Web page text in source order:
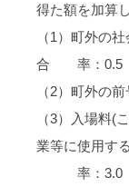
得た額を加算
（1）町外の
合 率：0.5
（2）町外の
（3）入場料(
業等に使
率：3.0